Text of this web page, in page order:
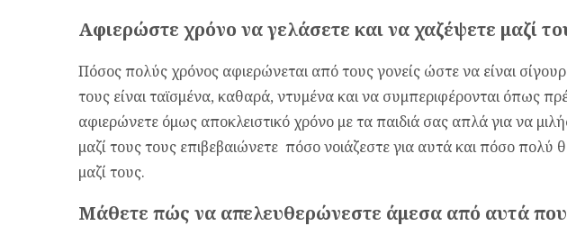
Αφιερώστε χρόνο να γελάσετε και να χαζέψετε μαζί
Πόσος πολύς χρόνος αφιερώνεται από τους γονείς ώστε να είναι
τους είναι ταϊσμένα, καθαρά, ντυμένα και να συμπεριφέρονται όπως
αφιερώνετε όμως αποκλειστικό χρόνο με τα παιδιά σας απλά για να
μαζί τους τους επιβεβαιώνετε πόσο νοιάζεστε για αυτά και πόσο πολύ
μαζί τους.
Μάθετε πώς να απελευθερώνεστε άμεσα από αυτά